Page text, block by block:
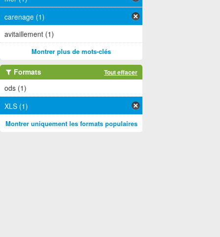
carenage (1)
avitaillement (1)
Montrer plus de mots-clés
Formats Tout effacer
ods (1)
XLS (1)
Montrer uniquement les formats populaires